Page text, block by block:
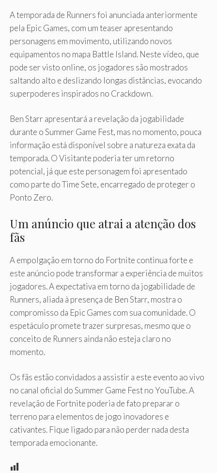
A temporada de Runners foi anunciada anteriormente
pela Epic Games, com um teaser apresentando
personagens em movimento, utilizando novos
equipamentos no mapa Battle Island. Neste vídeo, que
pode ser visto online, os jogadores são mostrados
saltando alto e deslizando longas distâncias, evocando
superpoderes inspirados no Crackdown.
Ben Starr apresentará a revelação da jogabilidade
durante o Summer Game Fest, mas no momento, pouca
informação está disponível sobre a natureza exata da
temporada. O Visitante poderia ter um retorno
potencial, já que este personagem foi apresentado
como parte do Time Sete, encarregado de proteger o
Ponto Zero.
Um anúncio que atrai a atenção dos
fãs
A empolgação em torno do Fortnite continua forte e
este anúncio pode transformar a experiência de muitos
jogadores. A expectativa em torno da jogabilidade de
Runners, aliada à presença de Ben Starr, mostra o
compromisso da Epic Games com sua comunidade. O
espetáculo promete trazer surpresas, mesmo que o
conceito de Runners ainda não esteja claro no
momento.
Os fãs estão convidados a assistir a este evento ao vivo
no canal oficial do Summer Game Fest no YouTube. A
revelação de Fortnite poderia de fato preparar o
terreno para elementos de jogo inovadores e
cativantes. Fique ligado para não perder nada desta
temporada emocionante.